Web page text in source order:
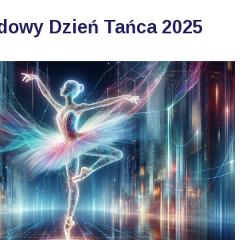
Dzień Tańca 2025